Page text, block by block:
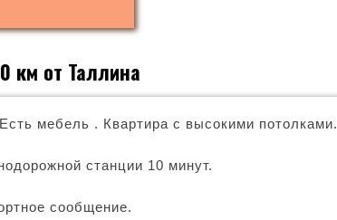
км от Таллина
мебель . Квартира с высокими потолками.
станции 10 минут.
сообщение.